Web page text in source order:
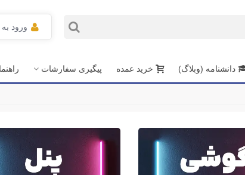
ورود
دانشنامه (وبلاگ) خرید عمده پیگیری سفارشات